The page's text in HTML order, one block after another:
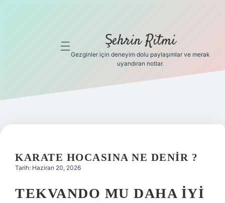
Gizlilik
Hakkımızda
menüyü
Şehrin Ritmi
Gezginler için deneyim dolu paylaşımlar ve merak
uyandıran notlar.
KARATE HOCASINA NE DENIR ?
Tarih: Haziran 20, 2026
TEKVANDO MU DAHA IYI